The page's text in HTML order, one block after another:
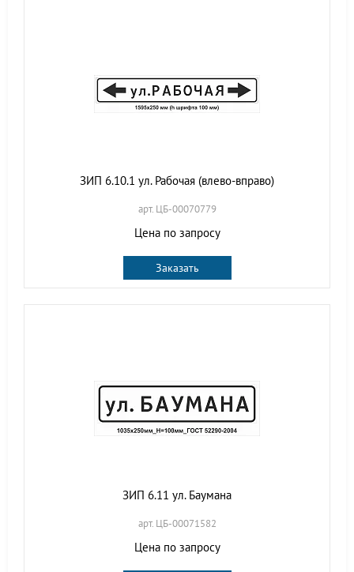
ЗИП 6.10.1 ул. Рабочая (влево-вправо)
арт. ЦБ-00070779
Цена по запросу
Заказать
ЗИП 6.11 ул. Баумана
арт. ЦБ-00071582
Цена по запросу